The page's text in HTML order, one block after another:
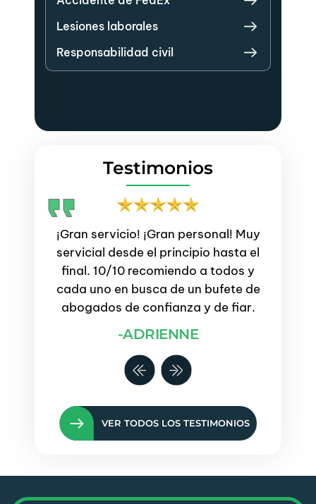
Lesiones laborales
Responsabilidad civil
Testimonios
¡Gran servicio! ¡Gran personal! Muy
servicial desde el principio hasta el
final. 10/10 recomiendo a todos y
cada uno en busca de un bufete de
abogados de confianza y de fiar.
-ADRIENNE
VER TODOS LOS TESTIMONIOS